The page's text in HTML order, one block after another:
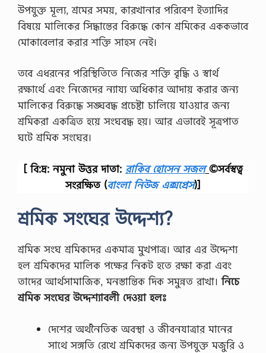
উপযুক্ত মূল্য, শ্রমের সময়, কারখানার পরিবেশ ইত্যাদির
বিষয়ে মালিকের সিদ্ধান্তের বিরুদ্ধে কোন শ্রমিকের এককভাবে
মোকাবেলার করার শক্তি সাহস নেই।
তবে এধরনের পরিস্থিতিতে নিজের শক্তি বৃদ্ধি ও স্বার্থ
রক্ষার্থে এবং নিজেদের ন্যায্য অধিকার আদায় করার জন্য
মালিকের বিরুদ্ধে সঙ্ঘবদ্ধ প্রচেষ্টা চালিয়ে যাওয়ার জন্য
শ্রমিকরা একত্রিত হয়ে সংঘবদ্ধ হয়। আর এভাবেই সূত্রপাত
ঘটে শ্রমিক সংঘের।
[ বি:দ্র: নমুনা উত্তর দাতা: রাকিব হোসেন সজল ©সর্বস্বত্ব
সংরক্ষিত (বাংলা নিউজ এক্সপ্রেস)]
শ্রমিক সংঘের উদ্দেশ্য?
শ্রমিক সংঘ শ্রমিকদের একমাত্র মুখপাত্র। আর এর উদ্দেশ্য
হল শ্রমিকদের মালিক পক্ষের নিকট হতে রক্ষা করা এবং
তাদের আর্থসামাজিক, মনস্তান্তিক দিক সমুন্নত রাখা।নিচে
শ্রমিক সংঘের উদ্দেশ্যাবলী দেওয়া হলঃ
দেশের অর্থনৈতিক অবস্থা ও জীবনযাত্রার মানের
সাথে সঙ্গতি রেখে শ্রমিকদের জন্য উপযুক্ত মজুরি ও